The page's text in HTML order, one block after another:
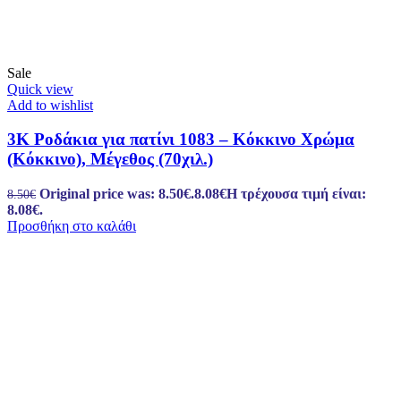
Sale
Quick view
Add to wishlist
3K Ροδάκια για πατίνι 1083 – Κόκκινο Χρώμα
(Κόκκινο), Μέγεθος (70χιλ.)
8.50€ Original price was: 8.50€.8.08€Η τρέχουσα τιμή είναι:
8.08€.
Προσθήκη στο καλάθι